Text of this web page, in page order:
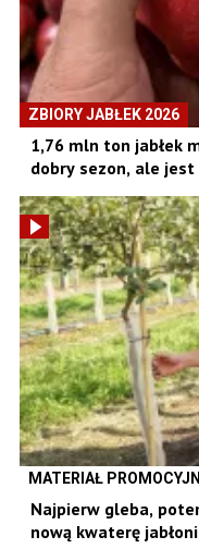
ZBIORY JABŁEK 2026
1,76 mln ton jabłek
dobry sezon, ale jest
MATERIAŁ
Najpierw gleba,
nową kwaterę jabłoni